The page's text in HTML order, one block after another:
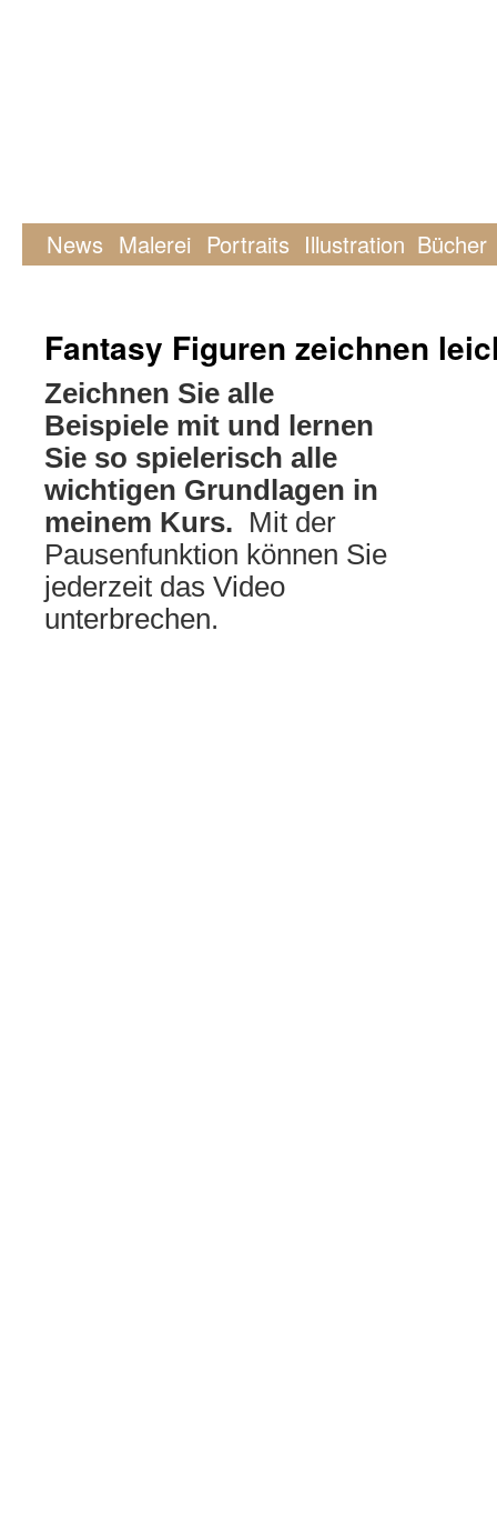
News Malerei Portraits Illustration Bücher
Fantasy Figuren zeichnen
Zeichnen Sie alle
Beispiele mit und lernen
Sie so spielerisch alle
wichtigen Grundlagen in
meinem Kurs. Mit der
Pausenfunktion können Sie
jederzeit das Video
unterbrechen.